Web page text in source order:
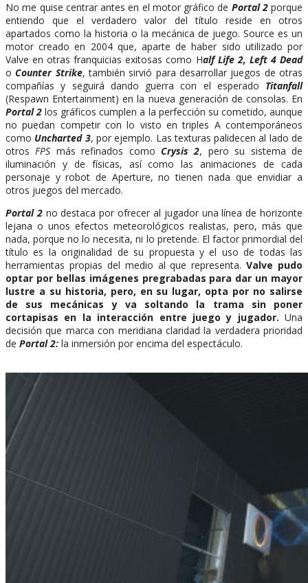
No me quise centrar antes en el motor gráfico de Portal 2 porque
entiendo que el verdadero valor del título reside en otros
apartados como la historia o la mecánica de juego. Source es un
motor creado en 2004 que, aparte de haber sido utilizado por
Valve en otras franquicias exitosas como Half Life 2, Left 4 Dead
oCounter Strike, también sirvió para desarrollar juegos de otras
compañías y seguirá dando guerra con el esperado Titanfall
(Respawn Entertainment) en la nueva generación de consolas. En
Portal 2 los gráficos cumplen a la perfección su cometido, aunque
no puedan competir con lo visto en triples A contemporáneos
como Uncharted 3, por ejemplo. Las texturas palidecen al lado de
otrosFPS más refinados comoCrysis 2, pero su sistema de
iluminación y de físicas, así como las animaciones de cada
personaje y robot de Aperture, no tienen nada que envidiar a
otros juegos del mercado.
Portal 2no destaca por ofrecer al jugador una línea de horizonte
lejana o unos efectos meteorológicos realistas, pero, más que
nada, porque no lo necesita, ni lo pretende. El factor primordial del
título es la originalidad de su propuesta y el uso de todas las
herramientas propias del medio al que representa.Valve pudo
optar por bellas imágenes pregrabadas para dar un mayor
lustre a su historia, pero, en su lugar, opta por no salirse
de sus mecánicas y va soltando la trama sin poner
cortapisas en la interacción entre juego y jugador. Una
decisión que marca con meridiana claridad la verdadera prioridad
de Portal 2: la inmersión por encima del espectáculo.